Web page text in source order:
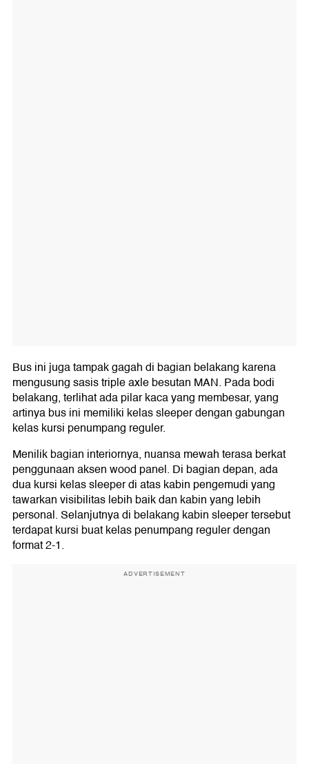
Bus ini juga tampak gagah di bagian belakang karena
mengusung sasis triple axle besutan MAN. Pada bodi
belakang, terlihat ada pilar kaca yang membesar, yang
artinya bus ini memiliki kelas sleeper dengan gabungan
kelas kursi penumpang reguler.
Menilik bagian interiornya, nuansa mewah terasa berkat
penggunaan aksen wood panel. Di bagian depan, ada
dua kursi kelas sleeper di atas kabin pengemudi yang
tawarkan visibilitas lebih baik dan kabin yang lebih
personal. Selanjutnya di belakang kabin sleeper tersebut
terdapat kursi buat kelas penumpang reguler dengan
format 2-1.
ADVERTISEMENT